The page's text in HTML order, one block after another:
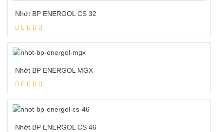
Nhớt BP ENERGOL CS 32
Nhớt BP ENERGOL MGX
Nhớt BP ENERGOL CS 46